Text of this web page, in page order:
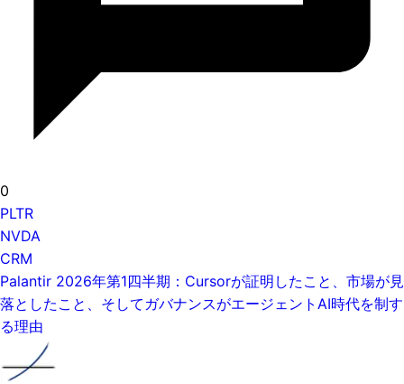
0
PLTR
NVDA
CRM
Palantir 2026年第1四半期：Cursorが証明したこと、市場が見
落としたこと、そしてガバナンスがエージェントAI時代を制す
る理由